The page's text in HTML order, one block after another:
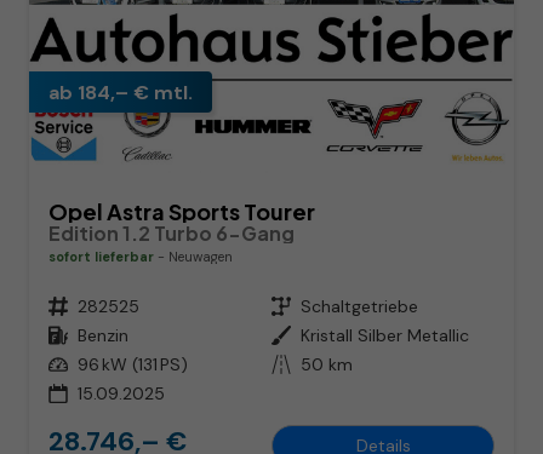
ab 184,– € mtl.
Opel Astra Sports Tourer
Edition 1.2 Turbo 6-Gang
sofort lieferbar Neuwagen
Fahrzeugnr. 282525 Getriebe Schaltgetriebe
Kraftstoff Benzin Außenfarbe Kristall Silber Metallic
Leistung 96 kW (131 PS) Kilometerstand 50 km
15.09.2025
28.746,– € Details